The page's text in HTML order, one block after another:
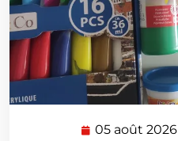
05 août 2026